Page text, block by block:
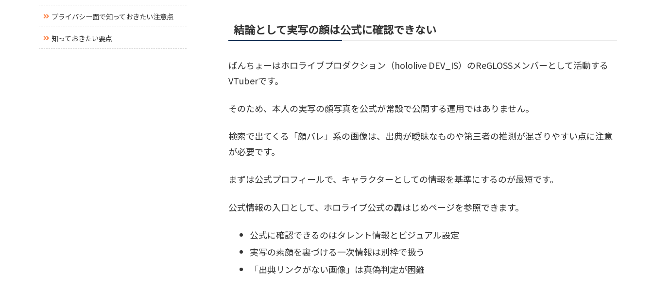
結論として実写の顔は公式に確認できない
ばんちょーはホロライブプロダクション（hololive DEV_IS）のReGLOSSメンバーとして活動する
VTuberです。
そのため、本人の実写の顔写真を公式が常設で公開する運用ではありません。
検索で出てくる「顔バレ」系の画像は、出典が曖昧なものや第三者の推測が混ざりやすい点に注意
が必要です。
まずは公式プロフィールで、キャラクターとしての情報を基準にするのが最短です。
公式情報の入口として、ホロライブ公式の轟はじめページを参照できます。
公式に確認できるのはタレント情報とビジュアル設定
実写の素顔を裏づける一次情報は別枠で扱う
「出典リンクがない画像」は真偽判定が困難
プライバシー面で知っておきたい注意点
知っておきたい要点